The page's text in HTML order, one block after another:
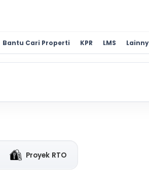
Bantu Cari Properti KPR LMS
Proyek RTO